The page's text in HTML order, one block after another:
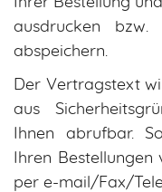
ausdrucken bzw.
abspeichern.
Der Vertragstext
aus
Ihnen abrufbar.
Ihren Bestellungen
per e-mail/Fax/